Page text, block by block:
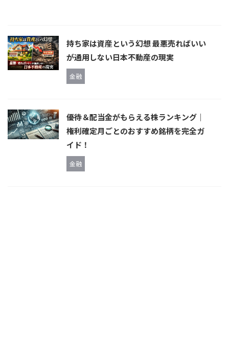
持ち家は資産という幻想 最悪売ればいい
が通用しない日本不動産の現実
金融
優待＆配当金がもらえる株ランキング｜
権利確定月ごとのおすすめ銘柄を完全ガ
イド！
金融